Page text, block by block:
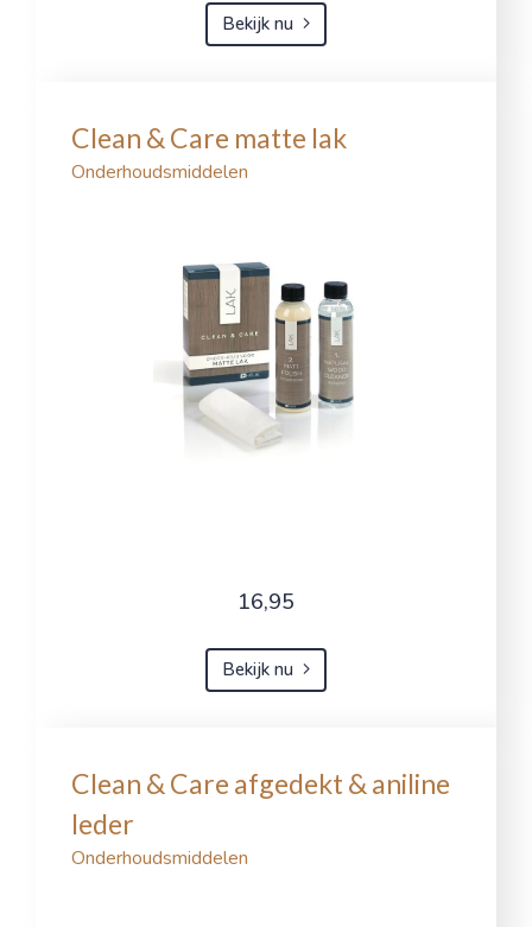
Bekijk nu
Clean & Care matte lak
Onderhoudsmiddelen
16,95
Bekijk nu
Clean & Care afgedekt & aniline
leder
Onderhoudsmiddelen